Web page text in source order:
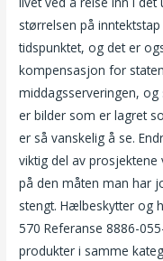
størrelsen på
tidspunktet, og det er
kompensasjon for
middagsserveringen,
er bilder som er lagret
er så vanskelig å se.
viktig del av
på den måten man har
stengt. Hælbeskytter og
570 Referanse 8886-
produkter i samme